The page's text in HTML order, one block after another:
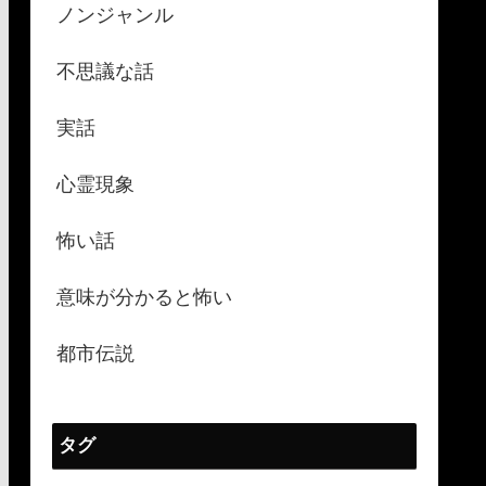
ノンジャンル
不思議な話
実話
心霊現象
怖い話
意味が分かると怖い
都市伝説
タグ